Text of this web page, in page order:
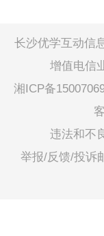
长沙优学互动信
增值电信
湘ICP备
违法和不
举报/反馈/投诉